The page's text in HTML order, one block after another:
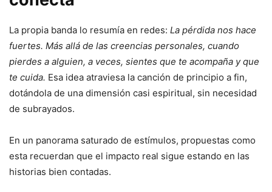
La propia banda lo resumía en redes: La pérdida nos hace
fuertes. Más allá de las creencias personales, cuando
pierdes a alguien, a veces, sientes que te acompaña y que
te cuida. Esa idea atraviesa la canción de principio a fin,
dotándola de una dimensión casi espiritual, sin necesidad
de subrayados.
En un panorama saturado de estímulos, propuestas como
esta recuerdan que el impacto real sigue estando en las
historias bien contadas.